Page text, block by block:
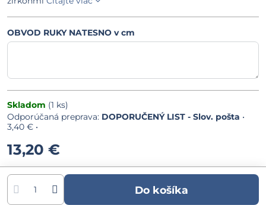
OBVOD RUKY NATESNO v cm
Skladom (1 ks)
DOPORUČENÝ LIST - Slov. pošta •
3,40 € •
13,20 €
Do košíka